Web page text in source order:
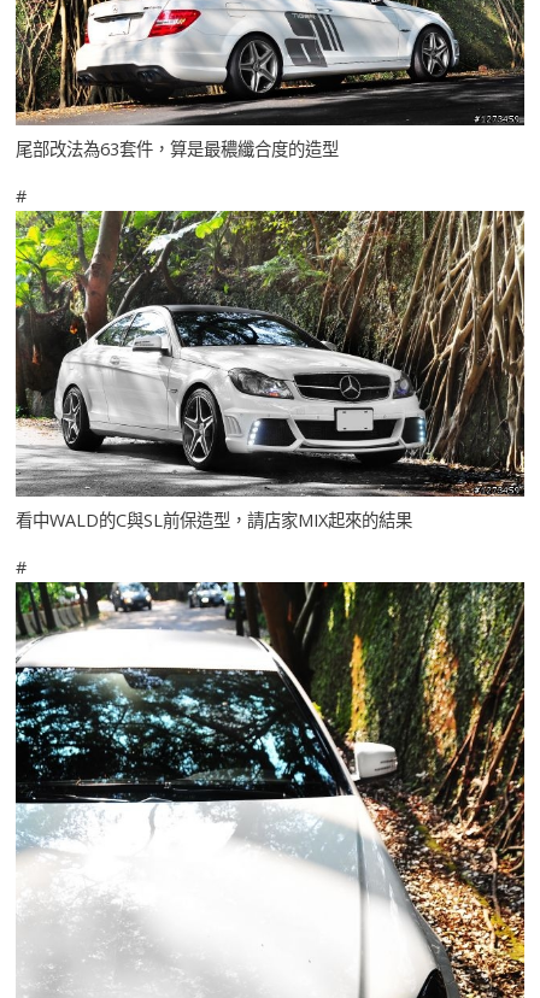
尾部改法為63套件，算是最穠纖合度的造型
#
看中WALD的C與SL前保造型，請店家MIX起來的結果
#